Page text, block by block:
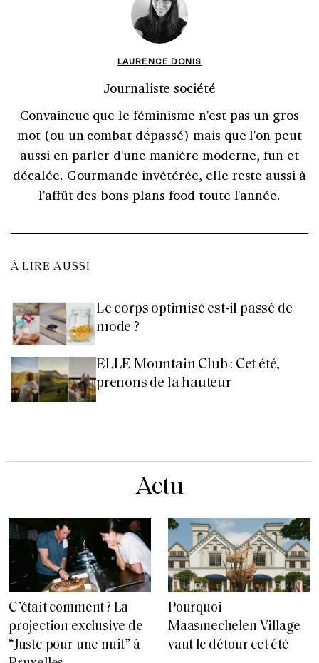
LAURENCE DONIS
Journaliste société
Convaincue que le féminisme n'est pas un gros
mot (ou un combat dépassé) mais que l'on peut
aussi en parler d'une manière moderne, fun et
décalée. Gourmande invétérée, elle reste aussi à
l'affût des bons plans food toute l'année.
À LIRE AUSSI
Le corps optimisé est-il passé de
mode ?
ELLE Mountain Club : Cet été,
prenons de la hauteur
Actu
C’était comment ? La
projection exclusive de
“Juste pour une nuit” à
Pourquoi
Maasmechelen Village
vaut le détour cet été